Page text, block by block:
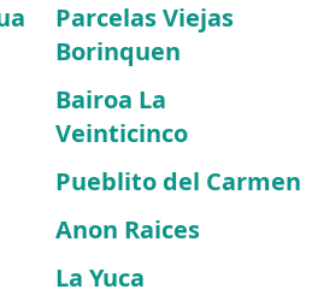
Parcelas Viejas
Borinquen
Bairoa La
Veinticinco
Pueblito del Carmen
Anon Raices
La Yuca